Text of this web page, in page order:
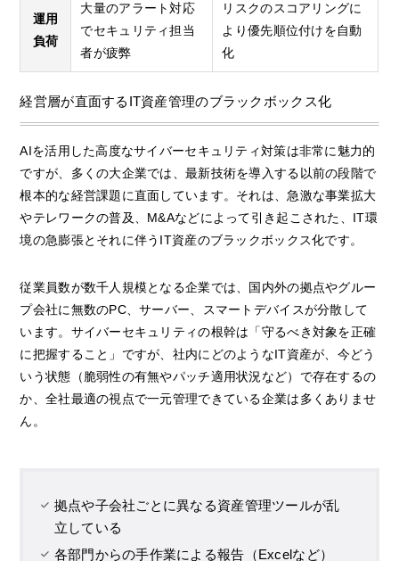
運用
負荷
大量のアラート対応
でセキュリティ担当
者が疲弊
リスクのスコアリングに
より優先順位付けを自動
化
経営層が直面するIT資産管理のブラックボックス化
AIを活用した高度なサイバーセキュリティ対策は非常に魅力的
ですが、多くの大企業では、最新技術を導入する以前の段階で
根本的な経営課題に直面しています。それは、急激な事業拡大
やテレワークの普及、M&Aなどによって引き起こされた、IT環
境の急膨張とそれに伴うIT資産のブラックボックス化です。
従業員数が数千人規模となる企業では、国内外の拠点やグルー
プ会社に無数のPC、サーバー、スマートデバイスが分散して
います。サイバーセキュリティの根幹は「守るべき対象を正確
に把握すること」ですが、社内にどのようなIT資産が、今どう
いう状態（脆弱性の有無やパッチ適用状況など）で存在するの
か、全社最適の視点で一元管理できている企業は多くありませ
ん。
拠点や子会社ごとに異なる資産管理ツールが乱
立している
各部門からの手作業による報告（Excelなど）